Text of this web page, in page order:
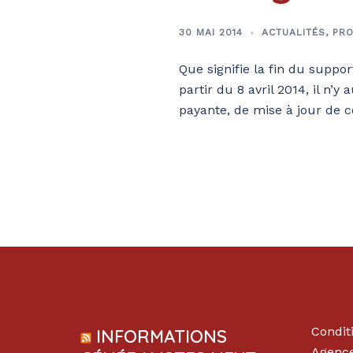
30 MAI 2014 ACTUALITÉS,
Que signifie la fin du
partir du 8 avril 2014, il n’y
payante, de mise à jour de
INFORMATIONS